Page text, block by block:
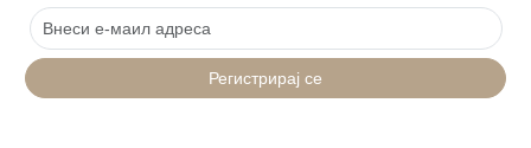
Регистрирај се